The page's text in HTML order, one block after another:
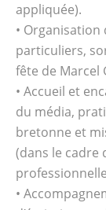
appliquée).
• Organisation
particuliers,
fête de Marcel
• Accueil et
du média,
bretonne et
(dans le cadre
•